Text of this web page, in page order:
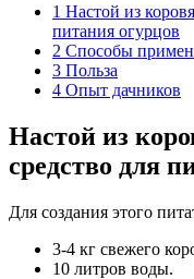
1 Настой из
питания огурцов
2 Способы
3 Польза
4 Опыт дачников
Настой из
средство для
Для создания этого
3-4 кг свежего
10 литров воды.